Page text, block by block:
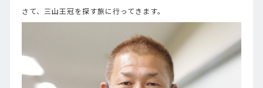
さて、三山王冠を探す旅に行ってきます。